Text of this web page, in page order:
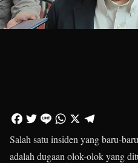
Salah satu insiden yang baru-
adalah dugaan olok-olok yang